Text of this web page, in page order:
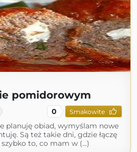
pomidorowym
0 Smakowite
planuję obiad, wymyślam nowe
Są też takie dni, gdzie łączę
to, co mam w (...)